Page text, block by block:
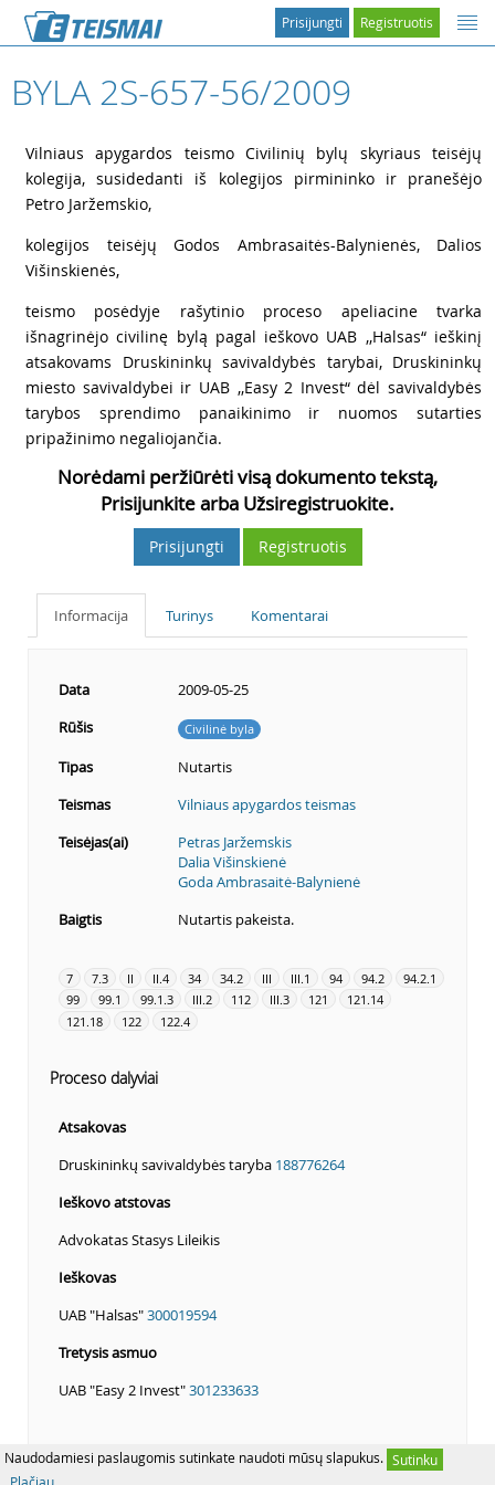
Naudodamiesi paslaugomis sutinkate naudoti mūsų slapukus. Sutinku
Registruotis
Prisijungti
BYLA 2S-657-56/2009
Vilniaus apygardos teismo Civilinių bylų skyriaus teisėjų
kolegija, susidedanti iš kolegijos pirmininko ir pranešėjo
Petro Jaržemskio,
kolegijos teisėjų Godos Ambrasaitės-Balynienės, Dalios
Višinskienės,
teismo posėdyje rašytinio proceso apeliacine tvarka
išnagrinėjo civilinę bylą pagal ieškovo UAB ,,Halsas“ ieškinį
atsakovams Druskininkų savivaldybės tarybai, Druskininkų
miesto savivaldybei ir UAB ,,Easy 2 Invest“ dėl savivaldybės
tarybos sprendimo panaikinimo ir nuomos sutarties
pripažinimo negaliojančia.
Norėdami peržiūrėti visą dokumento tekstą,
Prisijunkite arba Užsiregistruokite.
Prisijungti Registruotis
Informacija Turinys Komentarai
Data
2009-05-25
Rūšis
Civilinė byla
Tipas
Nutartis
Teismas
Vilniaus apygardos teismas
Teisėjas(ai)
Petras Jaržemskis
Dalia Višinskienė
Goda Ambrasaitė-Balynienė
Baigtis
Nutartis pakeista.
7 7.3 II II.4 34 34.2 III III.1 94 94.2
94.2.1
99
99.1 99.1.3 III.2 112 III.3 121
121.14
121.18
122 122.4
Proceso dalyviai
Atsakovas
Druskininkų savivaldybės taryba 188776264
Ieškovo atstovas
Advokatas Stasys Lileikis
Ieškovas
UAB "Halsas"300019594
Tretysis asmuo
UAB "Easy 2 Invest"301233633